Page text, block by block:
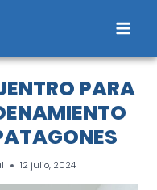
PARA
12 julio, 2024